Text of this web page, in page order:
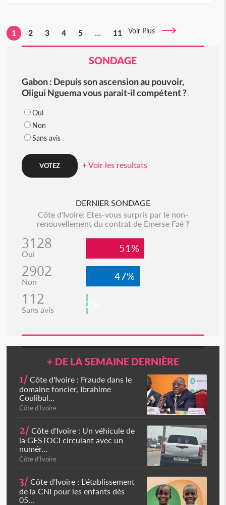
1 2 3 4 5 ... 11 Voir Plus
SONDAGE
Gabon : Depuis son ascension au pouvoir,
Oligui Nguema vous parait-il compétent ?
Oui
Non
Sans avis
+ Voir les resultats
DERNIER SONDAGE
Côte d'Ivoire: Etes-vous surpris par le non-
renouvellement du contrat de Emerse Faé ?
3128
Oui 51%
2902
Non 47%
112
Sans avis 2%
+ DE LA SEMAINE DERNIÈRE
1/ Côte d'Ivoire : Fraude dans le
domaine foncier, Ibrahime
Coulibal...
Côte d'Ivoire
2/ Côte d'Ivoire : Un véhicule de
la GESTOCI circulant avec un
numér...
Côte d'Ivoire
3/ Côte d'Ivoire : L'établissement
de la CNI pour les enfants dès
05...